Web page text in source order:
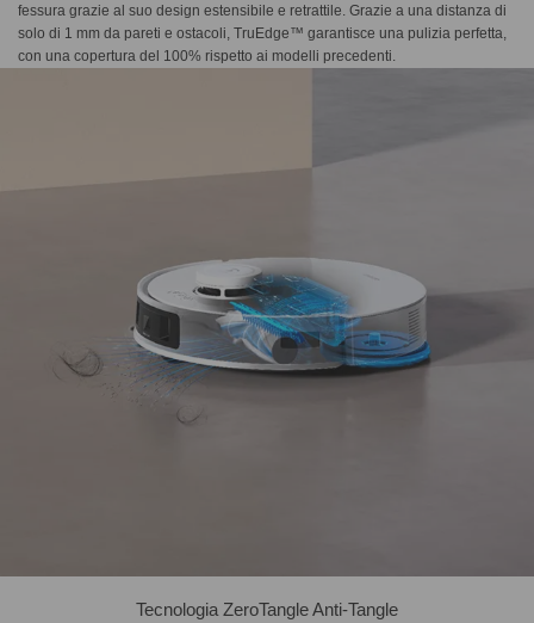
fessura grazie al suo design estensibile e retrattile. Grazie a una distanza di
solo di 1 mm da pareti e ostacoli, TruEdge™ garantisce una pulizia perfetta,
con una copertura del 100% rispetto ai modelli precedenti.
Tecnologia ZeroTangle Anti-Tangle